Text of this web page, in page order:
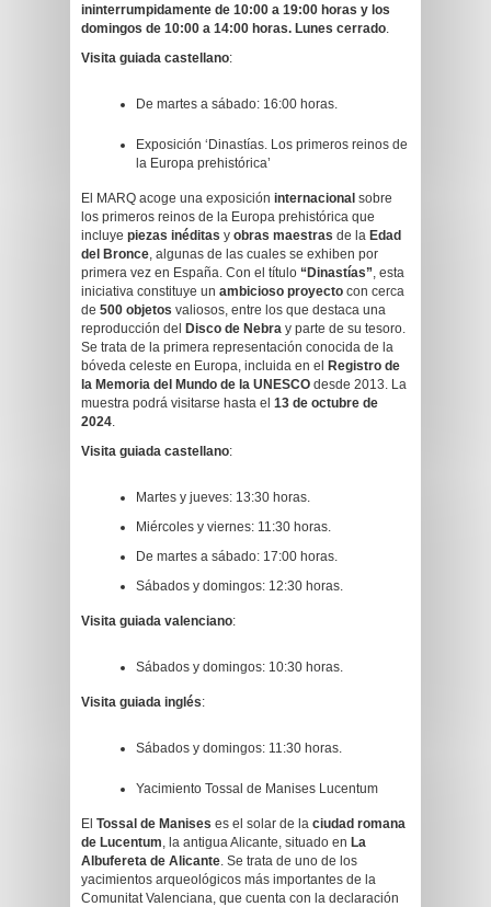
ininterrumpidamente de 10:00 a 19:00 horas y los
domingos de 10:00 a 14:00 horas. Lunes cerrado.
Visita guiada castellano:
De martes a sábado: 16:00 horas.
Exposición ‘Dinastías. Los primeros reinos de
la Europa prehistórica’
El MARQ acoge una exposición internacional sobre
los primeros reinos de la Europa prehistórica que
incluye piezas inéditas y obras maestras de la Edad
del Bronce, algunas de las cuales se exhiben por
primera vez en España. Con el título “Dinastías”, esta
iniciativa constituye un ambicioso proyecto con cerca
de 500 objetos valiosos, entre los que destaca una
reproducción del
Disco de Nebra y parte de su tesoro.
Se trata de la primera representación conocida de la
bóveda celeste en Europa, incluida en el
Registro de
la Memoria del Mundo de la UNESCO desde 2013. La
muestra podrá visitarse hasta el 13 de octubre de
2024.
Visita guiada castellano:
Martes y jueves: 13:30 horas.
Miércoles y viernes: 11:30 horas.
De martes a sábado: 17:00 horas.
Sábados y domingos: 12:30 horas.
Visita guiada valenciano:
Sábados y domingos: 10:30 horas.
Visita guiada inglés:
Sábados y domingos: 11:30 horas.
Yacimiento Tossal de Manises Lucentum
El Tossal de Manises es el solar de la ciudad romana
de Lucentum, la antigua Alicante, situado en La
Albufereta de Alicante. Se trata de uno de los
yacimientos arqueológicos más importantes de la
Comunitat Valenciana, que cuenta con la declaración